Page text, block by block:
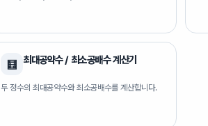
🧮 최대공약수 / 최소공배수 계산기
두 정수의 최대공약수와 최소공배수를 계산합니다.